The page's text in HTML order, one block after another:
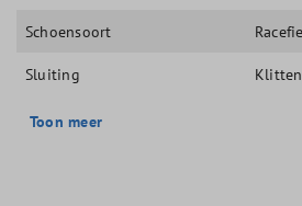
Schoensoort
Sluiting
Toon meer